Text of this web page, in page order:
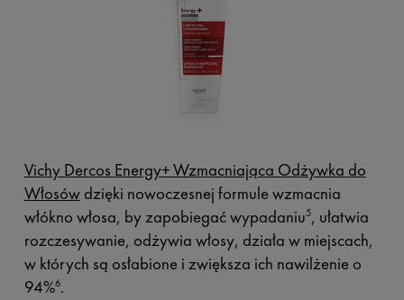
Vichy Dercos Energy+ Wzmacniająca Odżywka do
Włosówdzięki nowoczesnej formule wzmacnia
włókno włosa, by zapobiegać wypadaniu5, ułatwia
rozczesywanie, odżywia włosy, działa w miejscach,
w których są osłabione i zwiększa ich nawilżenie o
94%6.